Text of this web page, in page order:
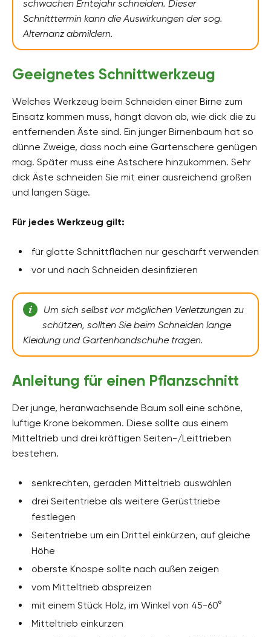
schwachen Erntejahr schneiden. Dieser
Schnitttermin kann die Auswirkungen der sog.
Alternanz abmildern.
Geeignetes Schnittwerkzeug
Welches Werkzeug beim Schneiden einer Birne zum
Einsatz kommen muss, hängt davon ab, wie dick die zu
entfernenden Äste sind. Ein junger Birnenbaum hat so
dünne Zweige, dass noch eine Gartenschere genügen
mag. Später muss eine Astschere hinzukommen. Sehr
dick Äste schneiden Sie mit einer ausreichend großen
und langen Säge.
Für jedes Werkzeug gilt:
für glatte Schnittflächen nur geschärft verwenden
vor und nach Schneiden desinfizieren
Um sich selbst vor möglichen Verletzungen zu
schützen, sollten Sie beim Schneiden lange
Kleidung und Gartenhandschuhe tragen.
Anleitung für einen Pflanzschnitt
Der junge, heranwachsende Baum soll eine schöne,
luftige Krone bekommen. Diese sollte aus einem
Mitteltrieb und drei kräftigen Seiten-/Leittrieben
bestehen.
senkrechten, geraden Mitteltrieb auswählen
drei Seitentriebe als weitere Gerüsttriebe
festlegen
Seitentriebe um ein Drittel einkürzen, auf gleiche
Höhe
oberste Knospe sollte nach außen zeigen
vom Mitteltrieb abspreizen
mit einem Stück Holz, im Winkel von 45-60°
Mitteltrieb einkürzen